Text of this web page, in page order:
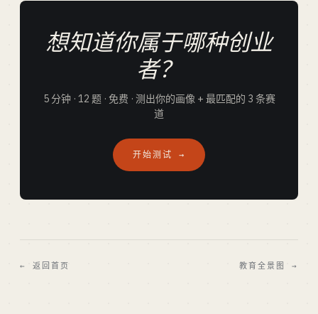
想知道你属于哪种创业
者？
5 分钟 · 12 题 · 免费 · 测出你的画像 + 最匹配的 3 条赛
道
开始测试 →
← 返回首页 教育全景图 →